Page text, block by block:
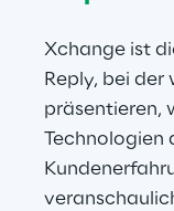
Xchange ist
Reply, bei der
präsentieren,
Technologien